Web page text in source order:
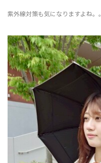
紫外線対策も気になりますよね。。